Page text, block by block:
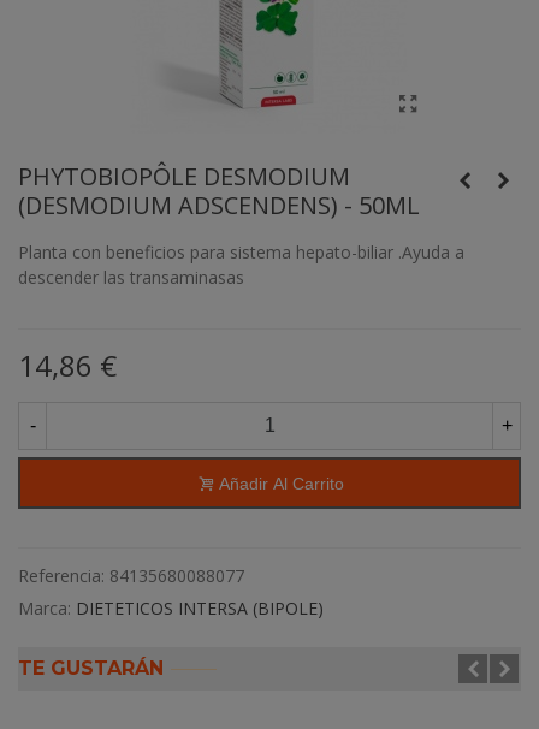
PHYTOBIOPÔLE DESMODIUM
(DESMODIUM ADSCENDENS) - 50ML
Planta con beneficios para sistema hepato-biliar .Ayuda a
descender las transaminasas
14,86 €
- +
Añadir Al Carrito
Referencia: 84135680088077
Marca: DIETETICOS INTERSA (BIPOLE)
TE GUSTARÁN